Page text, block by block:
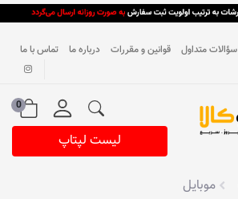
سؤالات متداول قوانین و مقررات درباره ما تماس با ما
0
لیست لپتاپ
موبایل